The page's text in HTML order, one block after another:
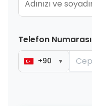
Telefon Numarası
+90 ▼